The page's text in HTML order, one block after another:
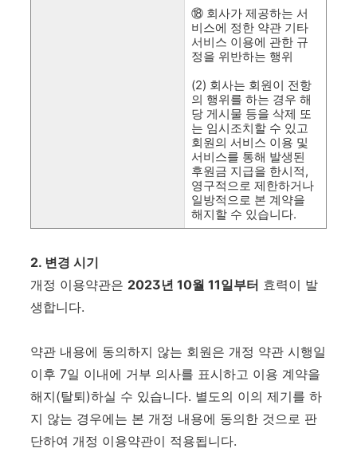
⑱ 회사가 제공하는 서
비스에 정한 약관 기타
서비스 이용에 관한 규
정을 위반하는 행위
(2) 회사는 회원이 전항
의 행위를 하는 경우 해
당 게시물 등을 삭제 또
는 임시조치할 수 있고
회원의 서비스 이용 및
서비스를 통해 발생된
후원금 지급을 한시적,
영구적으로 제한하거나
일방적으로 본 계약을
해지할 수 있습니다.
2. 변경 시기
개정 이용약관은 2023년 10월 11일부터 효력이 발
생합니다.
약관 내용에 동의하지 않는 회원은 개정 약관 시행일
이후 7일 이내에 거부 의사를 표시하고 이용 계약을
해지(탈퇴)하실 수 있습니다. 별도의 이의 제기를 하
지 않는 경우에는 본 개정 내용에 동의한 것으로 판
단하여 개정 이용약관이 적용됩니다.